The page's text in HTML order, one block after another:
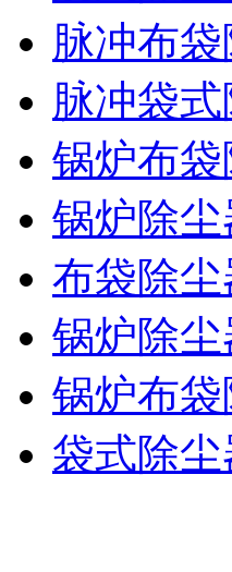
脉冲布
脉冲袋
锅炉布
锅炉除
布袋除
锅炉除
锅炉布
袋式除